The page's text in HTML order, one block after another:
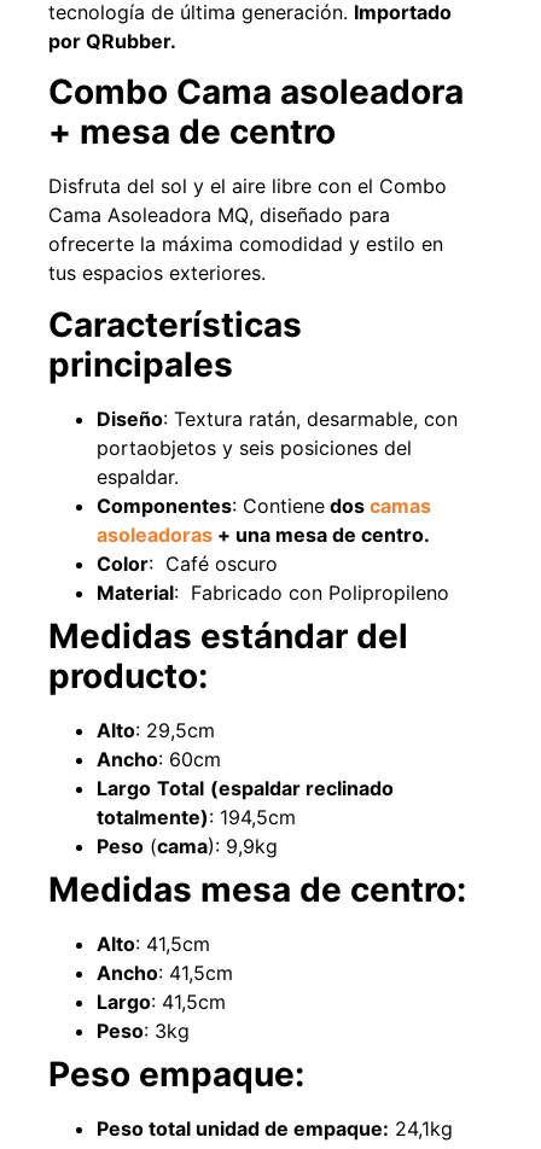
tecnología de última generación. Importado
por QRubber.
Combo Cama asoleadora
+ mesa de centro
Disfruta del sol y el aire libre con el Combo
Cama Asoleadora MQ, diseñado para
ofrecerte la máxima comodidad y estilo en
tus espacios exteriores.
Características
principales
Diseño: Textura ratán, desarmable, con
portaobjetos y seis posiciones del
espaldar.
Componentes: Contiene dos camas
asoleadoras + una mesa de centro.
Color: Café oscuro
Material: Fabricado con Polipropileno
Medidas estándar del
producto:
Alto: 29,5cm
Ancho: 60cm
Largo Total (espaldar reclinado
totalmente): 194,5cm
Peso (cama): 9,9kg
Medidas mesa de centro:
Alto: 41,5cm
Ancho: 41,5cm
Largo: 41,5cm
Peso: 3kg
Peso empaque:
Peso total unidad de empaque: 24,1kg
USA: Paradise densidad 42mm Rollo
4,57*15,24mts
$1.427.544
Leer más
Capacidad 1tn
49%
USA: Summer densidad 35mm Rollo
4,57*30,48mts
$ 2.002.243 $ 1.021.490
Leer más